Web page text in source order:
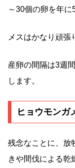
～30個の卵を年に
メスはかなり頑張
産卵の間隔は3週
します。
ヒョウモンガ
残念なことに、放
きや間伐による乾